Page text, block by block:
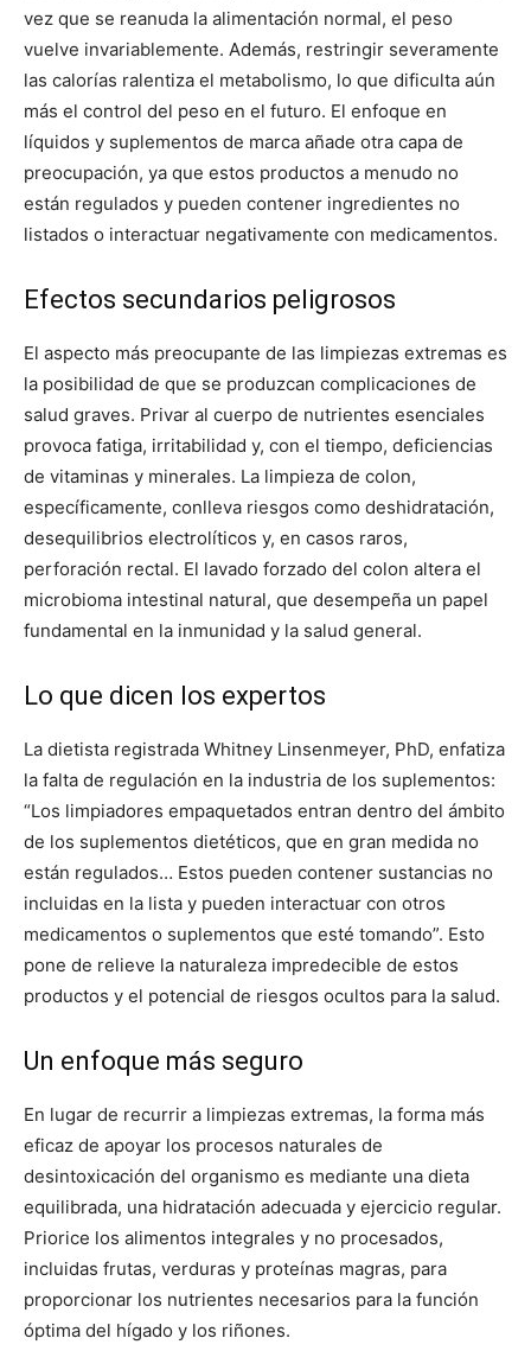
vez que se reanuda la alimentación normal, el peso
vuelve invariablemente. Además, restringir severamente
las calorías ralentiza el metabolismo, lo que dificulta aún
más el control del peso en el futuro. El enfoque en
líquidos y suplementos de marca añade otra capa de
preocupación, ya que estos productos a menudo no
están regulados y pueden contener ingredientes no
listados o interactuar negativamente con medicamentos.
Efectos secundarios peligrosos
El aspecto más preocupante de las limpiezas extremas es
la posibilidad de que se produzcan complicaciones de
salud graves. Privar al cuerpo de nutrientes esenciales
provoca fatiga, irritabilidad y, con el tiempo, deficiencias
de vitaminas y minerales. La limpieza de colon,
específicamente, conlleva riesgos como deshidratación,
desequilibrios electrolíticos y, en casos raros,
perforación rectal. El lavado forzado del colon altera el
microbioma intestinal natural, que desempeña un papel
fundamental en la inmunidad y la salud general.
Lo que dicen los expertos
La dietista registrada Whitney Linsenmeyer, PhD, enfatiza
la falta de regulación en la industria de los suplementos:
“Los limpiadores empaquetados entran dentro del ámbito
de los suplementos dietéticos, que en gran medida no
están regulados… Estos pueden contener sustancias no
incluidas en la lista y pueden interactuar con otros
medicamentos o suplementos que esté tomando”. Esto
pone de relieve la naturaleza impredecible de estos
productos y el potencial de riesgos ocultos para la salud.
Un enfoque más seguro
En lugar de recurrir a limpiezas extremas, la forma más
eficaz de apoyar los procesos naturales de
desintoxicación del organismo es mediante una dieta
equilibrada, una hidratación adecuada y ejercicio regular.
Priorice los alimentos integrales y no procesados,
incluidas frutas, verduras y proteínas magras, para
proporcionar los nutrientes necesarios para la función
óptima del hígado y los riñones.